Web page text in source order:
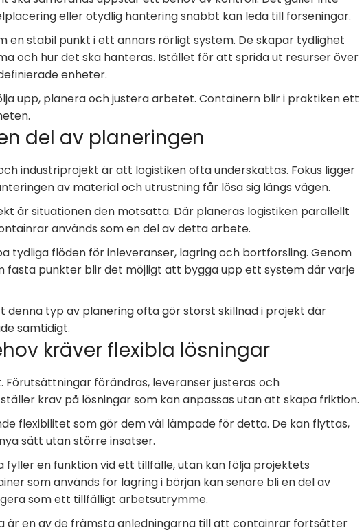
eller otydlig hantering snabbt kan leda till förseningar.
en stabil punkt i ett annars rörligt system. De skapar tydlighet
och hur det ska hanteras. Istället för att sprida ut resurser över
enheter.
upp, planera och justera arbetet. Containern blir i praktiken ett
del av planeringen
industriprojekt är att logistiken ofta underskattas. Fokus ligger
av material och utrustning får lösa sig längs vägen.
är situationen den motsatta. Där planeras logistiken parallellt
används som en del av detta arbete.
tydliga flöden för inleveranser, lagring och bortforsling. Genom
fasta punkter blir det möjligt att bygga upp ett system där varje
denna typ av planering ofta gör störst skillnad i projekt där
samtidigt.
kräver flexibla lösningar
Förutsättningar förändras, leveranser justeras och
krav på lösningar som kan anpassas utan att skapa friktion.
flexibilitet som gör dem väl lämpade för detta. De kan flyttas,
sätt utan större insatser.
en funktion vid ett tillfälle, utan kan följa projektets
som används för lagring i början kan senare bli en del av
som ett tillfälligt arbetsutrymme.
är en av de främsta anledningarna till att containrar fortsätter